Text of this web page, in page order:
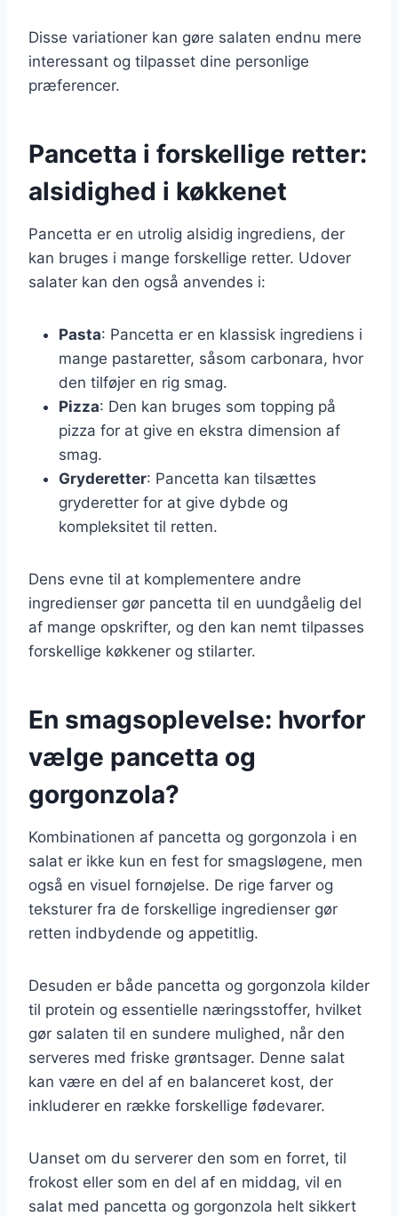
Disse variationer kan gøre salaten endnu mere
interessant og tilpasset dine personlige
præferencer.
Pancetta i forskellige retter:
alsidighed i køkkenet
Pancetta er en utrolig alsidig ingrediens, der
kan bruges i mange forskellige retter. Udover
salater kan den også anvendes i:
Pasta: Pancetta er en klassisk ingrediens i
mange pastaretter, såsom carbonara, hvor
den tilføjer en rig smag.
Pizza: Den kan bruges som topping på
pizza for at give en ekstra dimension af
smag.
Gryderetter: Pancetta kan tilsættes
gryderetter for at give dybde og
kompleksitet til retten.
Dens evne til at komplementere andre
ingredienser gør pancetta til en uundgåelig del
af mange opskrifter, og den kan nemt tilpasses
forskellige køkkener og stilarter.
En smagsoplevelse: hvorfor
vælge pancetta og
gorgonzola?
Kombinationen af pancetta og gorgonzola i en
salat er ikke kun en fest for smagsløgene, men
også en visuel fornøjelse. De rige farver og
teksturer fra de forskellige ingredienser gør
retten indbydende og appetitlig.
Desuden er både pancetta og gorgonzola kilder
til protein og essentielle næringsstoffer, hvilket
gør salaten til en sundere mulighed, når den
serveres med friske grøntsager. Denne salat
kan være en del af en balanceret kost, der
inkluderer en række forskellige fødevarer.
Uanset om du serverer den som en forret, til
frokost eller som en del af en middag, vil en
salat med pancetta og gorgonzola helt sikkert